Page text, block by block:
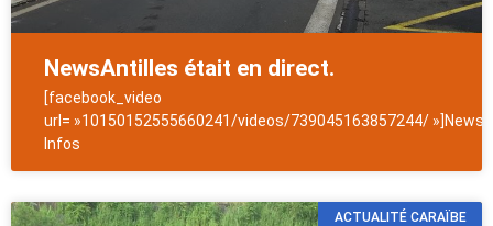
NewsAntilles était en direct.
[facebook_video
url= »10150152555660241/videos/739045163857244/
Infos
ACTUALITÉ CARAÏBE